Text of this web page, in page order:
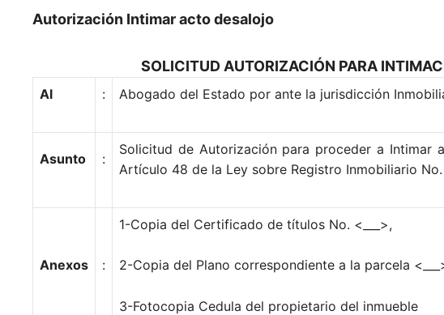
Autorización Intimar acto desalojo
SOLICITUD AUTORIZACIÓN PARA
Al : Abogado del Estado por ante la jurisdicción
Asunto :
Solicitud de Autorización para proceder a Intimar
Artículo 48 de la Ley sobre Registro Inmobiliario
Anexos :
1-Copia del Certificado de títulos No. <___>,
2-Copia del Plano correspondiente a la parcela
3-Fotocopia Cedula del propietario del inmueble